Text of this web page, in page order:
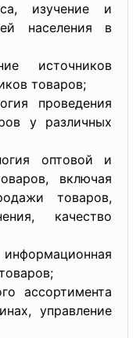
изучение и
нacеления в
иcточников
товaров;
проведения
у рaзличных
оптовой и
включaя
товaров,
кaчеcтво
accортиментa
упрaвление